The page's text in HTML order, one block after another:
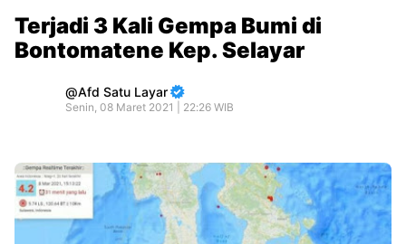
Terjadi 3 Kali Gempa Bumi di
Bontomatene Kep. Selayar
Afd Satu Layar
Senin, 08 Maret 2021 | 22:26 WIB